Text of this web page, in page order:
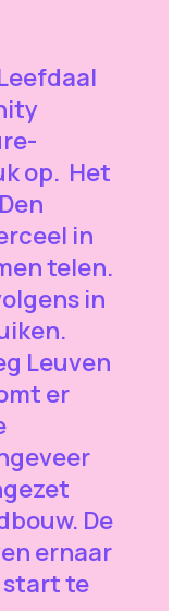
op. Het
in
telen.
in
Leuven
er
De
ernaar
start te